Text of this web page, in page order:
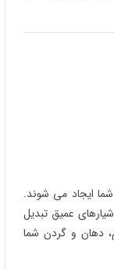
ایجاد می شوند.
عمیق تبدیل
و گردن شما